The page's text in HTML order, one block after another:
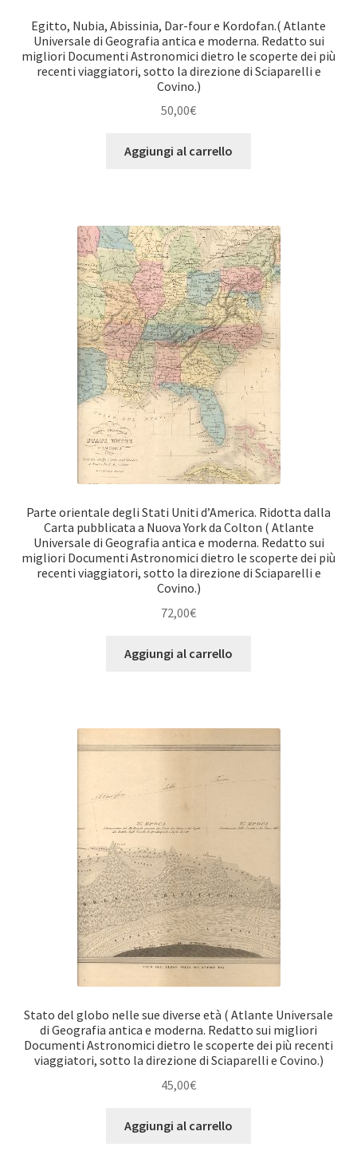
Egitto, Nubia, Abissinia, Dar-four e Kordofan.( Atlante
Universale di Geografia antica e moderna. Redatto sui
migliori Documenti Astronomici dietro le scoperte dei più
recenti viaggiatori, sotto la direzione di Sciaparelli e
Covino.)
50,00€
Aggiungi al carrello
Parte orientale degli Stati Uniti d’America. Ridotta dalla
Carta pubblicata a Nuova York da Colton ( Atlante
Universale di Geografia antica e moderna. Redatto sui
migliori Documenti Astronomici dietro le scoperte dei più
recenti viaggiatori, sotto la direzione di Sciaparelli e
Covino.)
72,00€
Aggiungi al carrello
Stato del globo nelle sue diverse età ( Atlante Universale
di Geografia antica e moderna. Redatto sui migliori
Documenti Astronomici dietro le scoperte dei più recenti
viaggiatori, sotto la direzione di Sciaparelli e Covino.)
45,00€
Aggiungi al carrello